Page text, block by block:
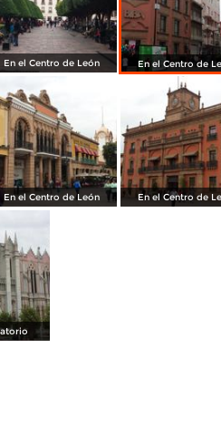
En el Centro de León En el Centro de
En el Centro de León En el Centro de